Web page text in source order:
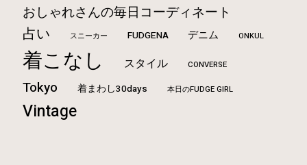
おしゃれさんの毎日コーディネート
占い スニーカー FUDGENA デニム ONKUL
着こなし スタイル CONVERSE
Tokyo 着まわし30days 本日のFUDGE GIRL
Vintage